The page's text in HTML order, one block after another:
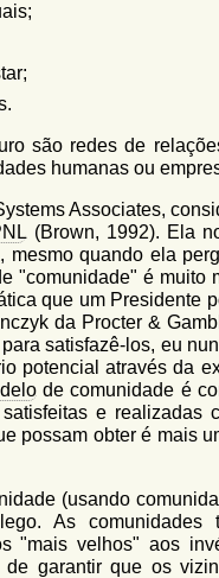
são redes de
humanas ou
Associates,
(Brown, 1992). Ela
quando ela
"comunidade" é muito
que um Presidente
da Procter &
satisfazê-los, eu
potencial através da
de comunidade é
e
possam obter é mais
(usando
As
"mais velhos" aos
garantir que os